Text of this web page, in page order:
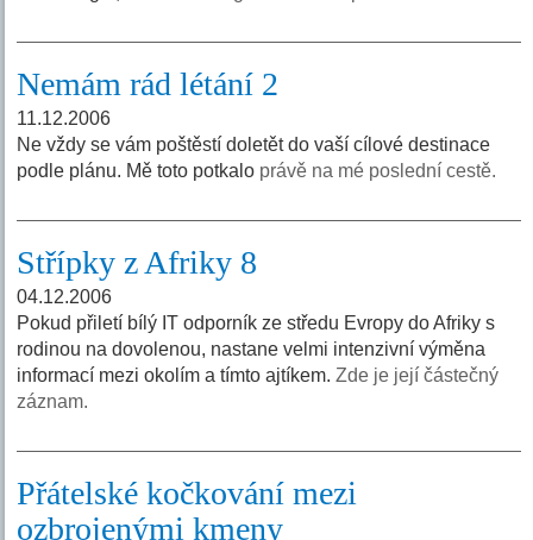
Nemám rád létání 2
11.12.2006
Ne vždy se vám poštěstí doletět do vaší cílové destinace
podle plánu. Mě toto potkalo právě na mé poslední cestě.
Střípky z Afriky 8
04.12.2006
Pokud přiletí bílý IT odporník ze středu Evropy do Afriky s
rodinou na dovolenou, nastane velmi intenzivní výměna
informací mezi okolím a tímto ajtíkem.Zde je její částečný
záznam.
Přátelské kočkování mezi
ozbrojenými kmeny